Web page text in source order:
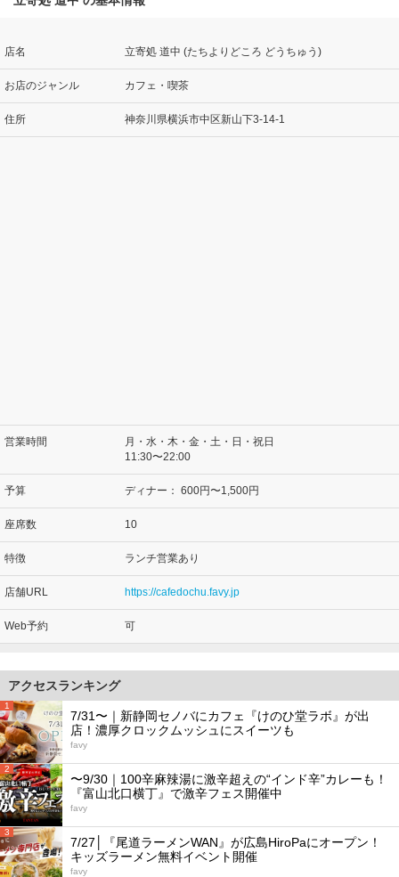
店名 立寄処 道中 (たちよりどころ どうちゅう)
お店のジャンル カフェ・喫茶
住所 神奈川県横浜市中区新山下3-14-1
営業時間
月・水・木・金・土・日・祝日
11:30〜22:00
予算 ディナー： 600円〜1,500円
座席数 10
特徴 ランチ営業あり
店舗URL https://cafedochu.favy.jp
Web予約 可
アクセスランキング
1
7/31〜｜新静岡セノバにカフェ『けのひ堂ラボ』が出
店！濃厚クロックムッシュにスイーツも
favy
2
〜9/30｜100辛麻辣湯に激辛超えの“インド辛”カレーも！
『富山北口横丁』で激辛フェス開催中
favy
3
7/27│『尾道ラーメンWAN』が広島HiroPaにオープン！
キッズラーメン無料イベント開催
favy